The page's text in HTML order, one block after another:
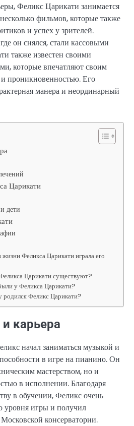
Феликс Царикати занимается
фильмов, которые также
и успех у зрителей.
он снялся, стали кассовыми
также известен своими
которые впечатляют своим
проникновенностью. Его
манера и неординарный
Царикати
дети
Феликса Царикати играла его
Царикати существуют?
у Феликса Царикати?
родился Феликс Царикати?
карьера
начал заниматься музыкой и
в игре на пианино. Он
мастерством, но и
в исполнении. Благодаря
в обучении, Феликс очень
уровня игры и получил
консерватории.